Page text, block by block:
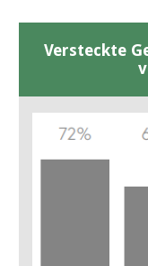
Versteckte